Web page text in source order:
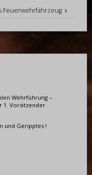
Feuerwehrfahrzeug
Wehrführung –
1. Vorsitzender
und Geripptes !